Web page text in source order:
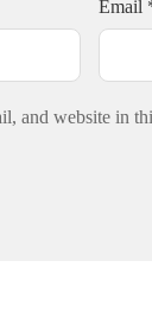
Email
and website in